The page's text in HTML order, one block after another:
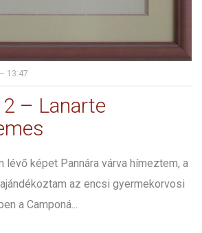
13:47
– Lanarte
lévő képet Pannára várva hímeztem, a
az encsi gyermekorvosi
a Camponá...